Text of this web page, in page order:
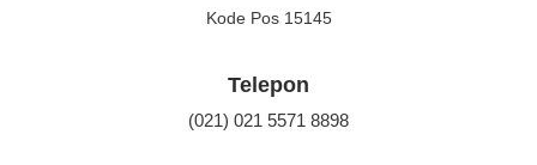
Kode Pos 15145
Telepon
(021) 021 5571 8898